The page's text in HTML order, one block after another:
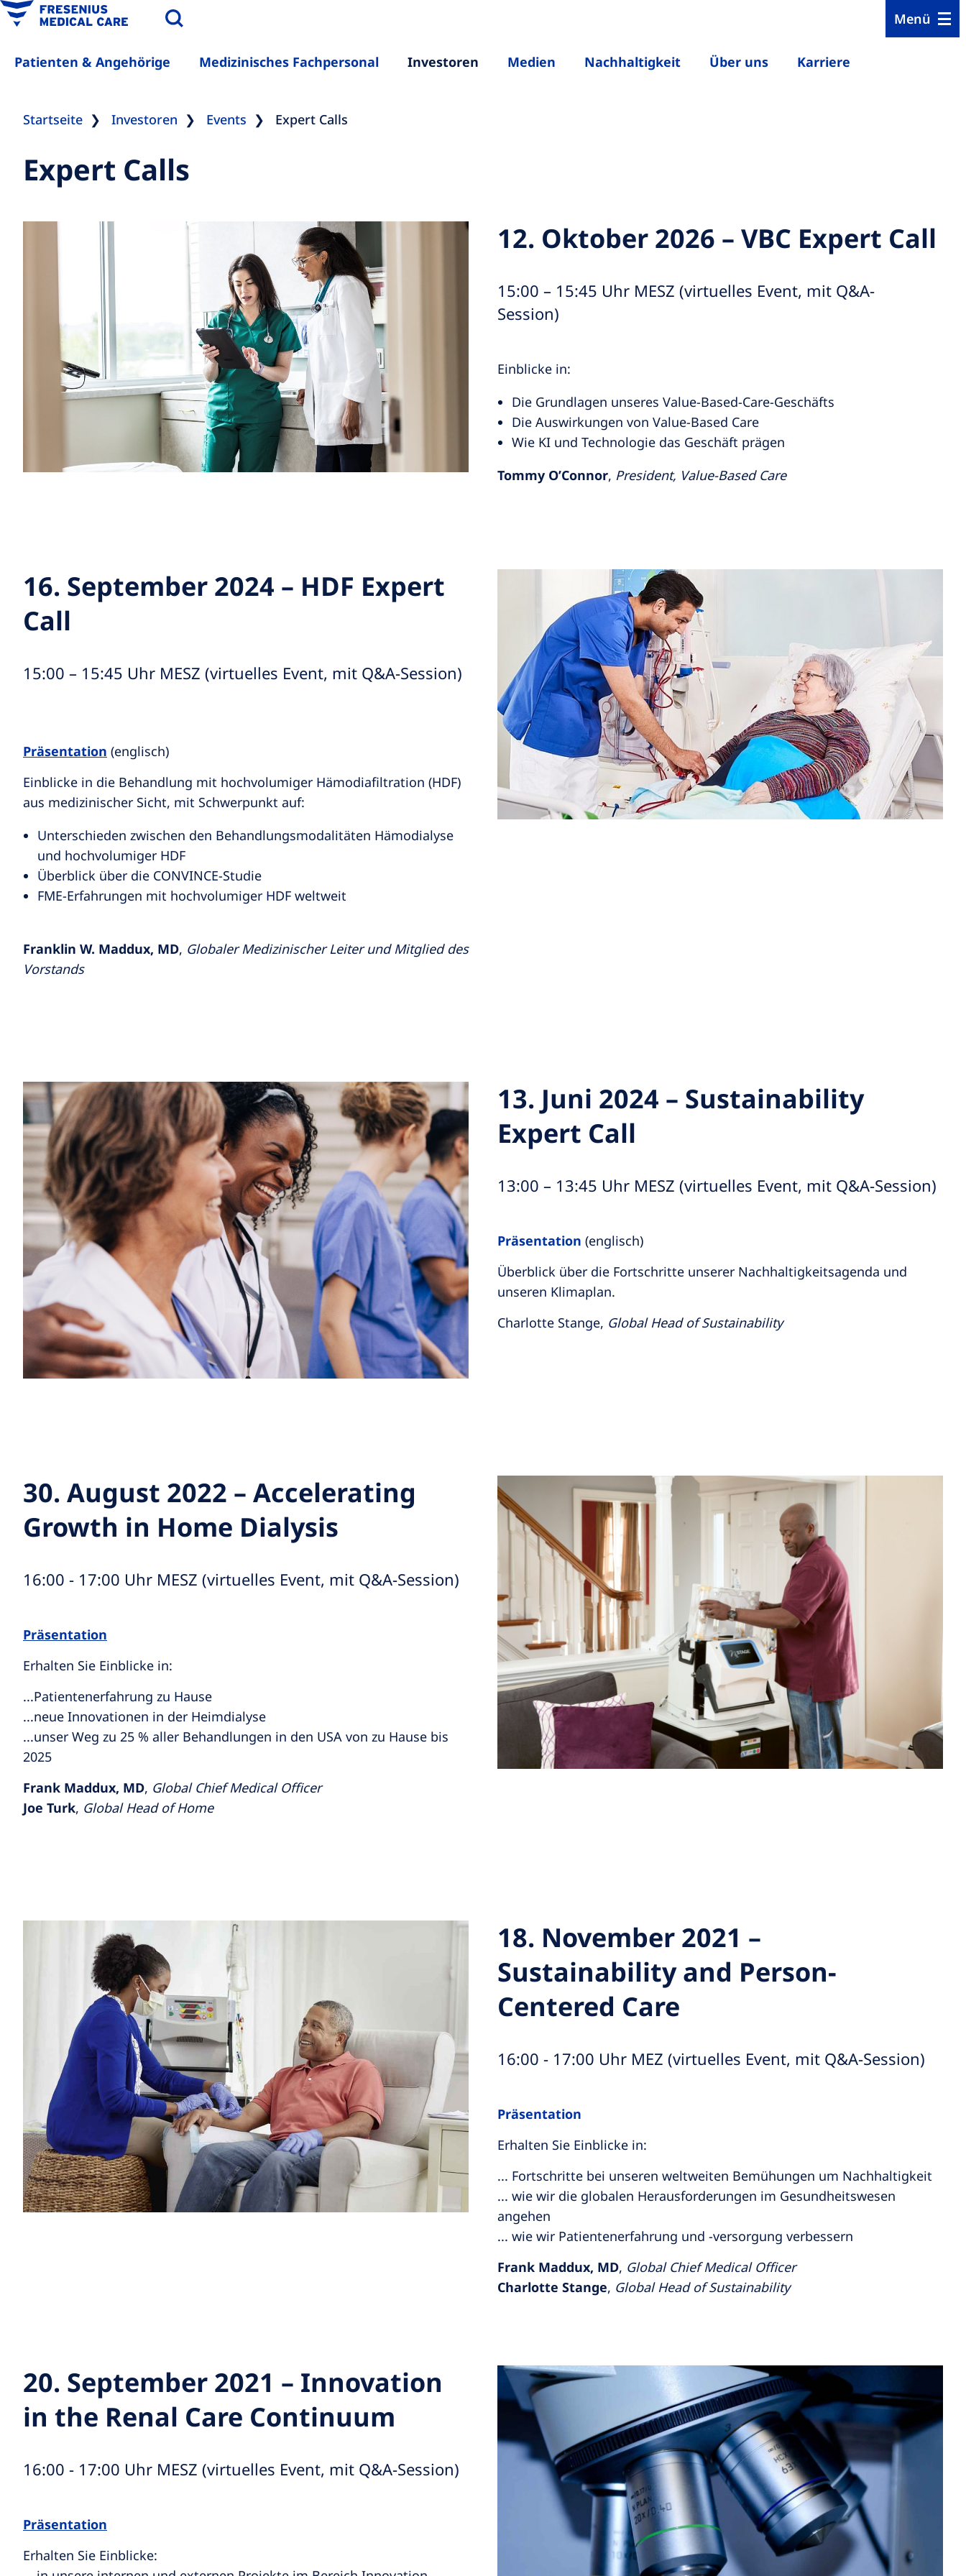
Menü
Patienten & Angehörige Medizinisches Fachpersonal Investoren Medien Nachhaltigkeit Über uns Karriere
Startseite Investoren Events Expert Calls
Expert Calls
12. Oktober 2026 – VBC Expert Call
15:00 – 15:45 Uhr MESZ (virtuelles Event, mit Q&A-
Session)
Einblicke in:
Die Grundlagen unseres Value-Based-Care-Geschäfts
Die Auswirkungen von Value-Based Care
Wie KI und Technologie das Geschäft prägen
Tommy O’Connor, President, Value-Based Care
16. September 2024 – HDF Expert
Call
15:00 – 15:45 Uhr MESZ (virtuelles Event, mit Q&A-Session)
Präsentation (englisch)
Einblicke in die Behandlung mit hochvolumiger Hämodiafiltration (HDF)
aus medizinischer Sicht, mit Schwerpunkt auf:
Unterschieden zwischen den Behandlungsmodalitäten Hämodialyse
und hochvolumiger HDF
Überblick über die CONVINCE-Studie
FME-Erfahrungen mit hochvolumiger HDF weltweit
Franklin W. Maddux, MD, Globaler Medizinischer Leiter und Mitglied des
Vorstands
13. Juni 2024 – Sustainability
Expert Call
13:00 – 13:45 Uhr MESZ (virtuelles Event, mit Q&A-Session)
Präsentation (englisch)
Überblick über die Fortschritte unserer Nachhaltigkeitsagenda und
unseren Klimaplan.
Charlotte Stange, Global Head of Sustainability
30. August 2022 – Accelerating
Growth in Home Dialysis
16:00 - 17:00 Uhr MESZ (virtuelles Event, mit Q&A-Session)
Präsentation
Erhalten Sie Einblicke in:
...Patientenerfahrung zu Hause
...neue Innovationen in der Heimdialyse
...unser Weg zu 25 % aller Behandlungen in den USA von zu Hause bis
2025
Frank Maddux, MD, Global Chief Medical Officer
Joe Turk, Global Head of Home
18. November 2021 –
Sustainability and Person-
Centered Care
16:00 - 17:00 Uhr MEZ (virtuelles Event, mit Q&A-Session)
Präsentation
Erhalten Sie Einblicke in:
... Fortschritte bei unseren weltweiten Bemühungen um Nachhaltigkeit
... wie wir die globalen Herausforderungen im Gesundheitswesen
angehen
... wie wir Patientenerfahrung und -versorgung verbessern
Frank Maddux, MD, Global Chief Medical Officer
Charlotte Stange, Global Head of Sustainability
20. September 2021 – Innovation
in the Renal Care Continuum
16:00 - 17:00 Uhr MESZ (virtuelles Event, mit Q&A-Session)
Präsentation
Erhalten Sie Einblicke: